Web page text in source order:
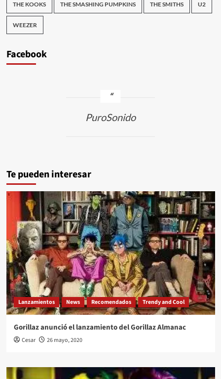
THE KOOKS THE SMASHING PUMPKINS THE SMITHS U2
WEEZER
Facebook
PuroSonido
Te pueden interesar
Lanzamientos News Recomendados Trendy and Cool
Gorillaz anunció el lanzamiento del Gorillaz Almanac
Cesar 26 mayo, 2020